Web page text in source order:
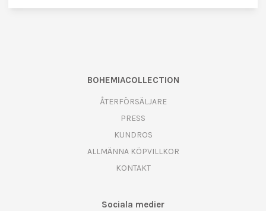
BOHEMIACOLLECTION
ÅTERFÖRSÄLJARE
PRESS
KUNDROS
ALLMÄNNA KÖPVILLKOR
KONTAKT
Sociala medier